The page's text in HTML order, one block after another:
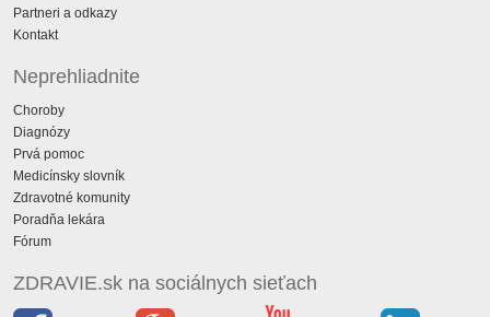
Partneri a odkazy
Kontakt
Neprehliadnite
Choroby
Diagnózy
Prvá pomoc
Medicínsky slovník
Zdravotné komunity
Poradňa lekára
Fórum
ZDRAVIE.sk na sociálnych sieťach